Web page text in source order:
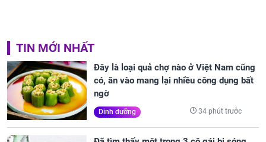
TIN MỚI NHẤT
Đây là loại quả chợ nào ở Việt Nam cũng
có, ăn vào mang lại nhiều công dụng bất
ngờ
Dinh dưỡng 34 phút trước